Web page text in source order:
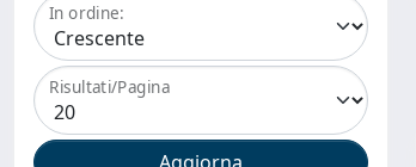
In ordine:
Risultati/Pagina